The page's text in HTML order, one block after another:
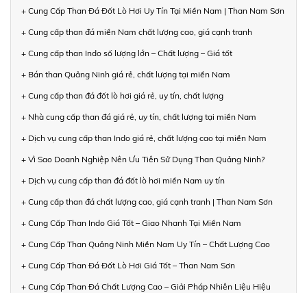
+ Cung Cấp Than Đá Đốt Lò Hơi Uy Tín Tại Miền Nam | Than Nam Sơn
+ Cung cấp than đá miền Nam chất lượng cao, giá cạnh tranh
+ Cung cấp than Indo số lượng lớn – Chất lượng – Giá tốt
+ Bán than Quảng Ninh giá rẻ, chất lượng tại miền Nam
+ Cung cấp than đá đốt lò hơi giá rẻ, uy tín, chất lượng
+ Nhà cung cấp than đá giá rẻ, uy tín, chất lượng tại miền Nam
+ Dịch vụ cung cấp than Indo giá rẻ, chất lượng cao tại miền Nam
+ Vì Sao Doanh Nghiệp Nên Ưu Tiên Sử Dụng Than Quảng Ninh?
+ Dịch vụ cung cấp than đá đốt lò hơi miền Nam uy tín
+ Cung cấp than đá chất lượng cao, giá cạnh tranh | Than Nam Sơn
+ Cung Cấp Than Indo Giá Tốt – Giao Nhanh Tại Miền Nam
+ Cung Cấp Than Quảng Ninh Miền Nam Uy Tín – Chất Lượng Cao
+ Cung Cấp Than Đá Đốt Lò Hơi Giá Tốt – Than Nam Sơn
+ Cung Cấp Than Đá Chất Lượng Cao – Giải Pháp Nhiên Liệu Hiệu